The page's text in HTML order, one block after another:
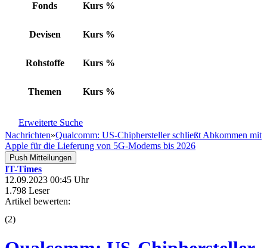
Fonds Kurs %
Devisen Kurs %
Rohstoffe Kurs %
Themen Kurs %
Erweiterte Suche
Nachrichten»Qualcomm: US-Chiphersteller schließt Abkommen mit
Apple für die Lieferung von 5G-Modems bis 2026
Push Mitteilungen
IT-Times
12.09.2023 00:45 Uhr
1.798 Leser
Artikel bewerten:
(2)